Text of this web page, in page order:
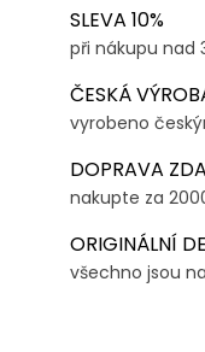
SLEVA 10%
při nákupu nad
ČESKÁ
vyrobeno
DOPRAVA
nakupte za
ORIGINÁLNÍ
všechno jsou